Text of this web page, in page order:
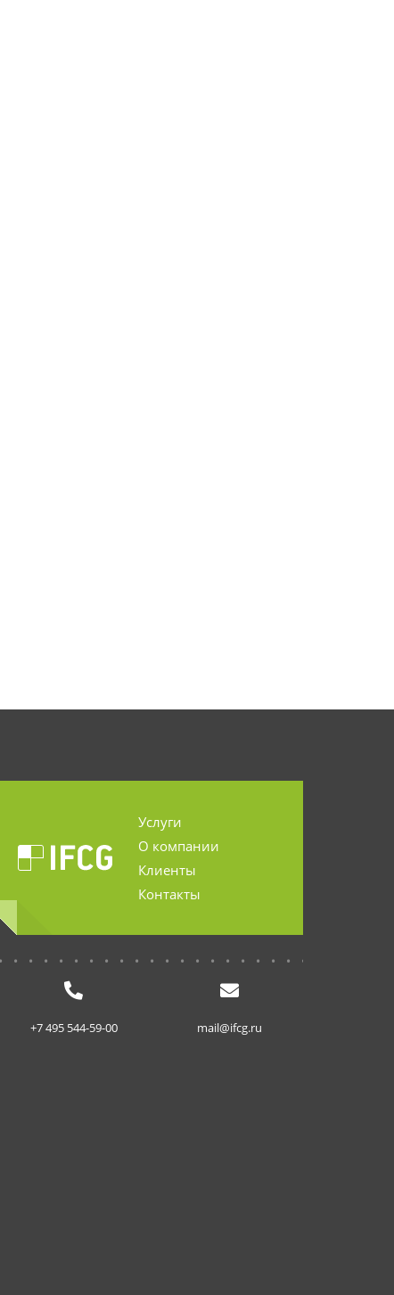
Услуги
О компании
Клиенты
Контакты
+7 495 544-59-00 mail@ifcg.ru